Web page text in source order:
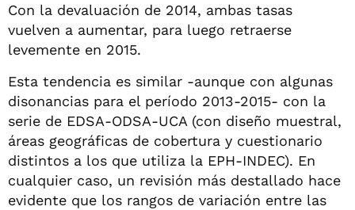
Con la devaluación de 2014, ambas tasas
vuelven a aumentar, para luego retraerse
levemente en 2015.
Esta tendencia es similar -aunque con algunas
disonancias para el período 2013-2015- con la
serie de EDSA-ODSA-UCA (con diseño muestral,
áreas geográficas de cobertura y cuestionario
distintos a los que utiliza la EPH-INDEC). En
cualquier caso, un revisión más destallado hace
evidente que los rangos de variación entre las